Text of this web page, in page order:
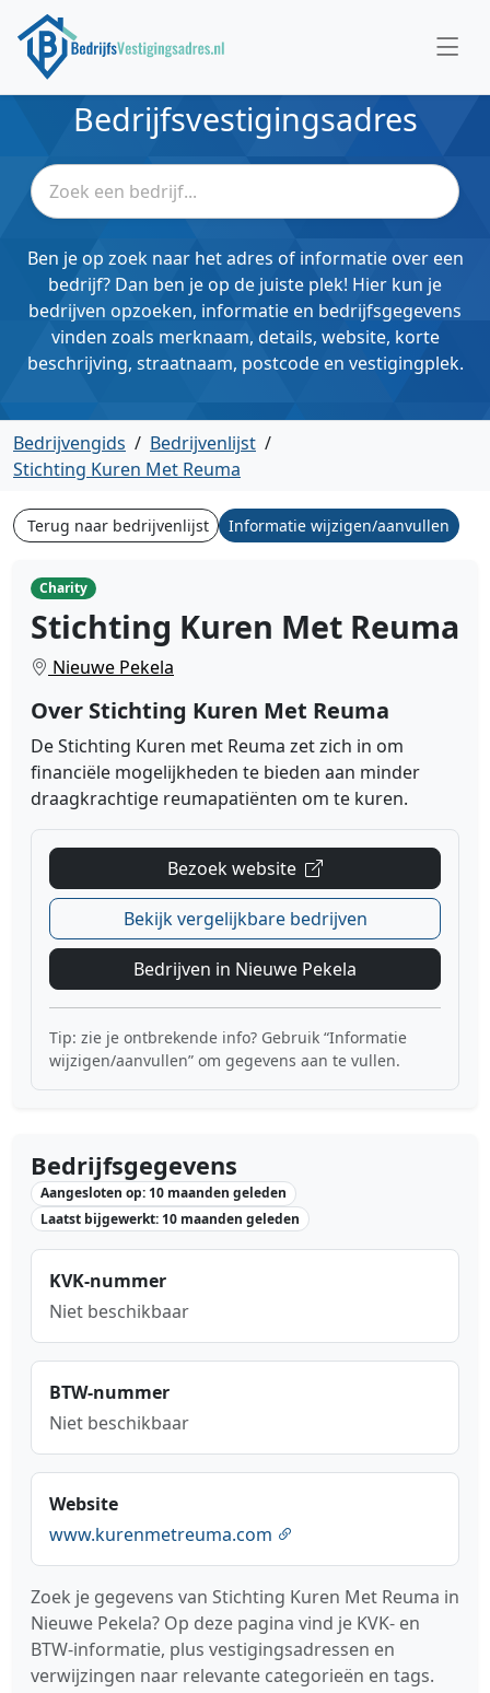
Bedrijfsvestigingsadres
Ben je op zoek naar het adres of informatie over een
bedrijf? Dan ben je op de juiste plek! Hier kun je
bedrijven opzoeken, informatie en bedrijfsgegevens
vinden zoals merknaam, details, website, korte
beschrijving, straatnaam, postcode en vestigingplek.
Bedrijvengids / Bedrijvenlijst /
Stichting Kuren Met Reuma
Terug naar bedrijvenlijst Informatie wijzigen/aanvullen
Charity
Stichting Kuren Met Reuma
Nieuwe Pekela
Over Stichting Kuren Met Reuma
De Stichting Kuren met Reuma zet zich in om
financiële mogelijkheden te bieden aan minder
draagkrachtige reumapatiënten om te kuren.
Bezoek website
Bekijk vergelijkbare bedrijven
Bedrijven in Nieuwe Pekela
Tip: zie je ontbrekende info? Gebruik “Informatie
wijzigen/aanvullen” om gegevens aan te vullen.
Bedrijfsgegevens
Aangesloten op: 10 maanden geleden
Laatst bijgewerkt: 10 maanden geleden
KVK-nummer
Niet beschikbaar
BTW-nummer
Niet beschikbaar
Website
www.kurenmetreuma.com
Zoek je gegevens van Stichting Kuren Met Reuma in
Nieuwe Pekela? Op deze pagina vind je KVK- en
BTW-informatie, plus vestigingsadressen en
verwijzingen naar relevante categorieën en tags.